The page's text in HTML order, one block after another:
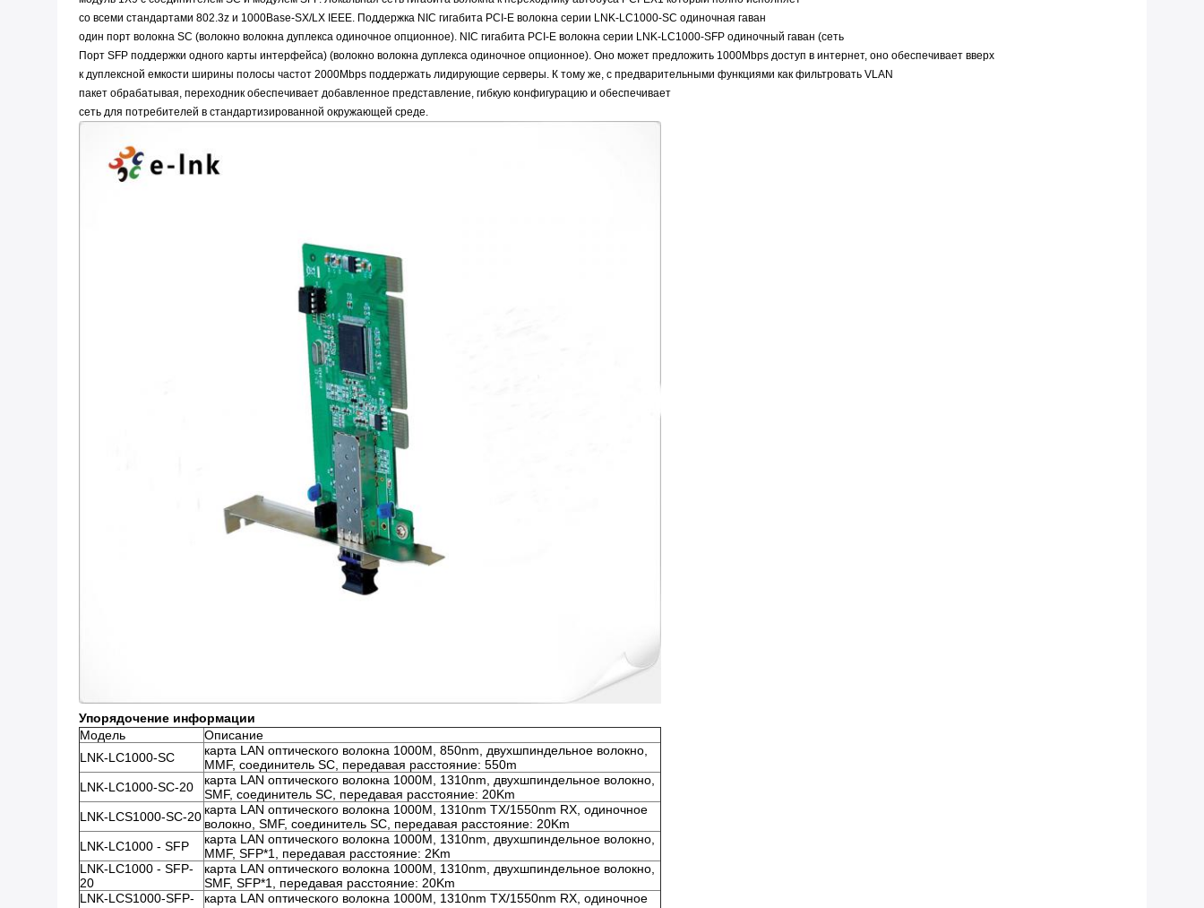
со всеми стандартами 802.3z и 1000Base-SX/LX IEEE. Поддержка NIC гигабита PCI-E волокна серии LNK-LC1000-SC одиночная гаван
один порт волокна SC (волокно волокна дуплекса одиночное опционное). NIC гигабита PCI-E волокна серии LNK-LC1000-SFP одиночный гаван (сеть
Порт SFP поддержки одного карты интерфейса) (волокно волокна дуплекса одиночное опционное). Оно может предложить 1000Mbps доступ в интернет, оно обеспечивает вверх
к дуплексной емкости ширины полосы частот 2000Mbps поддержать лидирующие серверы. К тому же, с предварительными функциями как фильтровать VLAN
пакет обрабатывая, переходник обеспечивает добавленное представление, гибкую конфигурацию и обеспечивает
сеть для потребителей в стандартизированной окружающей среде.
Упорядочение информации
Модель
Описание
LNK-LC1000-SC
карта LAN оптического волокна 1000M, 850nm, двухшпиндельное волокно,
MMF, соединитель SC, передавая расстояние: 550m
LNK-LC1000-SC-20
карта LAN оптического волокна 1000M, 1310nm, двухшпиндельное волокно,
SMF, соединитель SC, передавая расстояние: 20Km
LNK-LCS1000-SC-20 карта LAN оптического волокна 1000M, 1310nm TX/1550nm RX, одиночное
волокно, SMF, соединитель SC, передавая расстояние: 20Km
LNK-LC1000 - SFP
карта LAN оптического волокна 1000M, 1310nm, двухшпиндельное волокно,
MMF, SFP*1, передавая расстояние: 2Km
LNK-LC1000 - SFP-
20
карта LAN оптического волокна 1000M, 1310nm, двухшпиндельное волокно,
SMF, SFP*1, передавая расстояние: 20Km
LNK-LCS1000-SFP-
карта LAN оптического волокна 1000M, 1310nm TX/1550nm RX, одиночное